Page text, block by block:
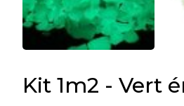
Kit 1m2 - Vert